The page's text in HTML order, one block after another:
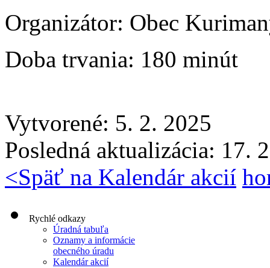
Organizátor: Obec
Doba trvania: 180 minút
Vytvorené: 5. 2. 2025
Posledná aktualizácia: 17.
<Späť na Kalendár akcií
Rychlé odkazy
Úradná tabuľa
Oznamy a informácie
obecného úradu
Kalendár akcií